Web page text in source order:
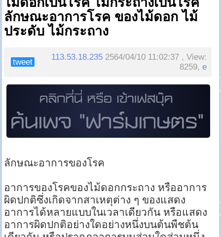
ลักษณะอาการโรค ของไม้ดอก ไม้
ประดับ ไม้กระถาง
tweet
113.53.18.235 2564/04/10 11:02:37 , View:
8259,e
ลักษณะอาการของโรค
อาการของโรคของไม้ดอกกระถาง หรืออาการ
ผิดปกติซึ่งเกิดจากสาเหตุต่าง ๆ ของแสดง
อาการได้หลายแบบในเวลาเดียวกัน หรือแสดง
อาการผิดปกติอย่างใดอย่างหนึ่งบนต้นพืชต้น